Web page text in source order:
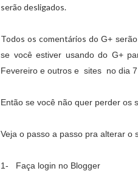
serão desligados.
Todos os comentários doG+
se você estiver usando do G+
Fevereiro e outros e sites no dia 7
Então se você não quer perder os
Veja o passo a passo pra alterar o
1-
Faça login no Blogger